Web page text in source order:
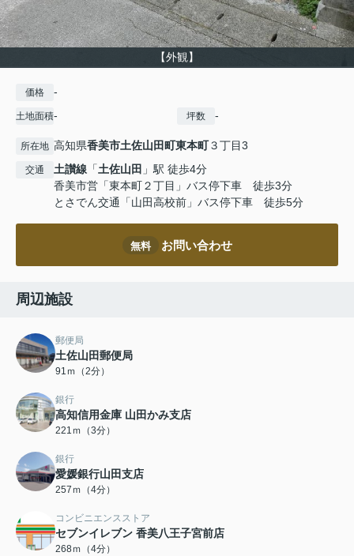
【外観】
価格 -
土地面積- 坪数 -
所在地 高知県香美市土佐山田町東本町３丁目3
交通 土讃線 「土佐山田 」駅 徒歩4分
香美市営「東本町２丁目」バス停下車 徒歩3分
とさでん交通「山田高校前」バス停下車 徒歩5分
無料 お問い合わせ
周辺施設
郵便局
土佐山田郵便局
91ｍ（2分）
銀行
高知信用金庫 山田かみ支店
221ｍ（3分）
銀行
愛媛銀行山田支店
257ｍ（4分）
コンビニエンスストア
セブンイレブン 香美八王子宮前店
268ｍ（4分）